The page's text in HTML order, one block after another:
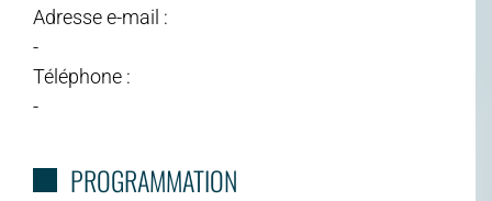
Adresse e-mail :
-
Téléphone :
-
PROGRAMMATION